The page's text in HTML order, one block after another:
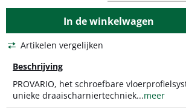
In dewinkelwagen
Artikelen vergelijken
Beschrijving
PROVARIO, het schroefbare
unieke draaischarniertechniek...meer